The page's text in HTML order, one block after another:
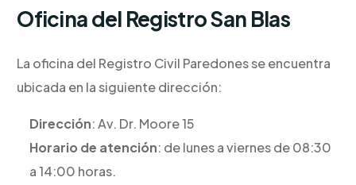
Oficina del Registro San Blas
La oficina del Registro Civil Paredones se encuentra
ubicada en la siguiente dirección:
Dirección: Av. Dr. Moore 15
Horario de atención: de lunes a viernes de 08:30
a 14:00 horas.